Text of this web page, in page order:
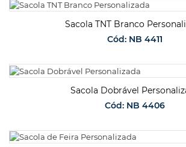
SOLICITAR ORÇAMENTO
Sacola TNT Branco
Cód: NB 4411
SOLICITAR ORÇAMENTO
Sacola Dobrável
Cód: NB 4406
SOLICITAR ORÇAMENTO